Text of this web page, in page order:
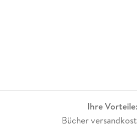
Ihre Vorteile:
Bücher